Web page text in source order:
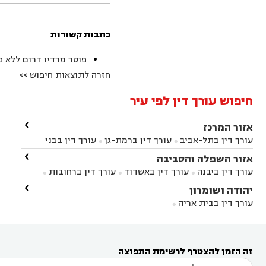
כתבות קשורות
פוטר מרדיו דרום ללא
חזרה לתוצאות חיפוש >>
חיפוש עורך דין לפי עיר
אזור המרכז
עורך דין בתל-אביב  עורך דין ברמת-גן 
עורך דין בבני
ברק עורך דין בפתח תקווה עורך דין בראשון לציון
עורך דין ברחובות עורך דין בנס ציונה
במודיעין
עורך דין בהרצליה עורך דין בחולון
עורך
דין בקרית אונו
אונו
עורך דין בבת ים
דין בשוהם 

אזור השפלה והסביבה
עורך דין ביבנה  עורך דין באשדוד  עורך דין ברחובות 
עורך דין בראשון לציון עורך דין במודיעין
עורך דין
בבאר יעקב
עורך דין בגדרה

יהודה ושומרון
עורך דין בבית אריה 

זה הזמן להצטרף לרשימת התפוצה